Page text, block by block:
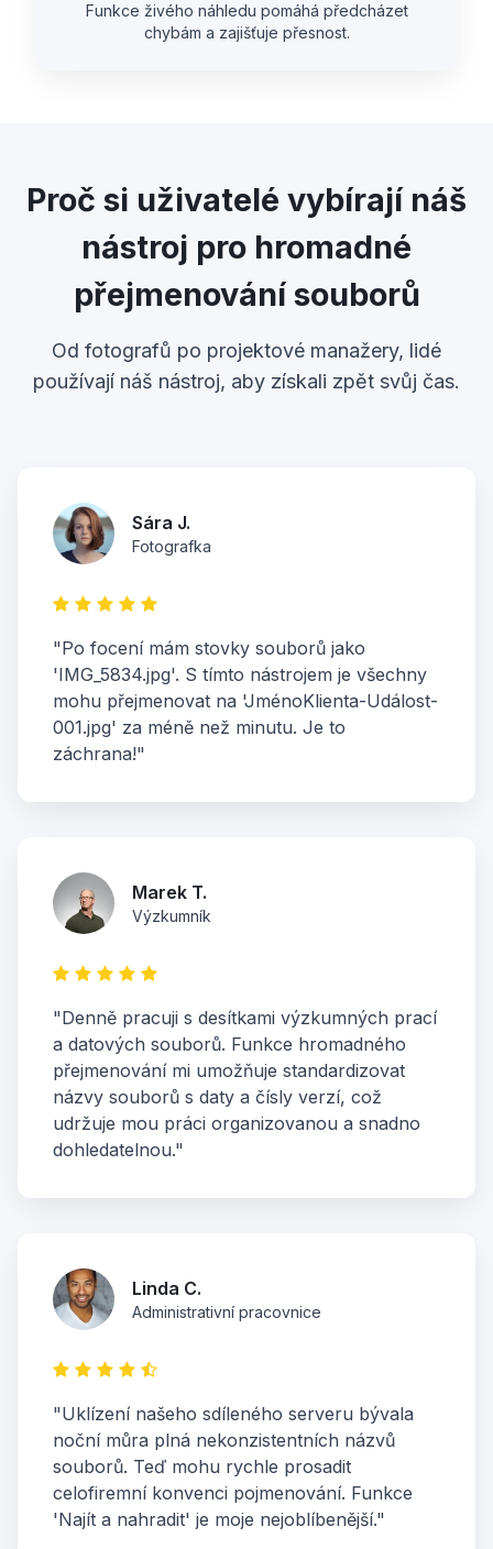
Funkce živého náhledu pomáhá předcházet
chybám a zajišťuje přesnost.
Proč si uživatelé vybírají náš
nástroj pro hromadné
přejmenování souborů
Od fotografů po projektové manažery, lidé
používají náš nástroj, aby získali zpět svůj čas.
Sára J.
Fotografka
"Po focení mám stovky souborů jako
'IMG_5834.jpg'. S tímto nástrojem je všechny
mohu přejmenovat na 'JménoKlienta-Událost-
001.jpg' za méně než minutu. Je to
záchrana!"
Marek T.
Výzkumník
"Denně pracuji s desítkami výzkumných prací
a datových souborů. Funkce hromadného
přejmenování mi umožňuje standardizovat
názvy souborů s daty a čísly verzí, což
udržuje mou práci organizovanou a snadno
dohledatelnou."
Linda C.
Administrativní pracovnice
"Uklízení našeho sdíleného serveru bývala
noční můra plná nekonzistentních názvů
souborů. Teď mohu rychle prosadit
celofiremní konvenci pojmenování. Funkce
'Najít a nahradit' je moje nejoblíbenější."